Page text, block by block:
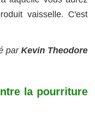
vaisselle. C'est
parKevin Theodore
la pourriture